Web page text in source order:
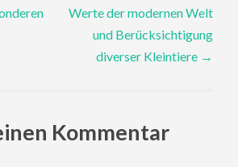
Werte der modernen Welt
und Berücksichtigung
diverser Kleintiere →
Kommentar